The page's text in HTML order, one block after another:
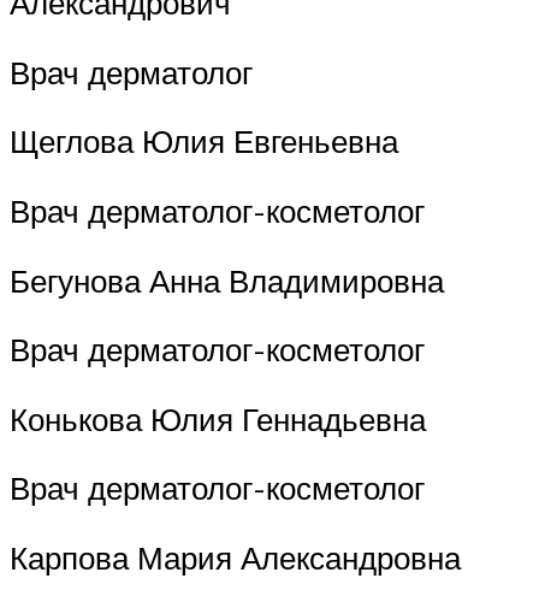
Врач дерматолог
Щеглова Юлия Евгеньевна
Врач дерматолог-косметолог
Бегунова Анна Владимировна
Врач дерматолог-косметолог
Конькова Юлия Геннадьевна
Врач дерматолог-косметолог
Карпова Мария Александровна